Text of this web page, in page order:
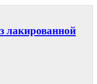
лакированной